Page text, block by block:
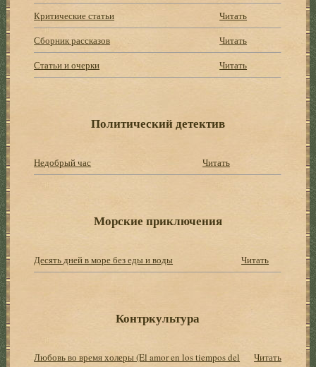
Критические статьи
Читать
Сборник рассказов
Читать
Статьи и очерки
Читать
Политический детектив
Недобрый час Читать
Морские приключения
Десять дней в море без еды и воды Читать
Контркультура
Любовь во время холеры (El amor en los tiempos del
Читать